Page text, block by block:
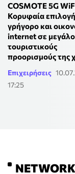
COSMOTE 5G
Κορυφαία
γρήγορο και
internet σε
τουριστικούς
προορισμούς της
Επιχειρήσεις
17:25
NETWORK